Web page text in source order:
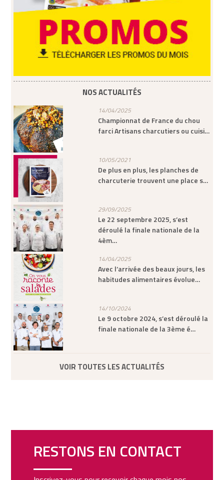
NOS ACTUALITÉS
14/04/2025
Championnat de France du chou
farci Artisans charcutiers ou cuisi…
10/05/2021
De plus en plus, les planches de
charcuterie trouvent une place s…
29/09/2025
Le 22 septembre 2025, s’est
déroulé la finale nationale de la
4èm…
14/04/2025
Avec l’arrivée des beaux jours, les
habitudes alimentaires évolue…
14/10/2024
Le 9 octobre 2024, s’est déroulé la
finale nationale de la 3ème é…
VOIR TOUTES LES ACTUALITÉS
RESTONS EN CONTACT